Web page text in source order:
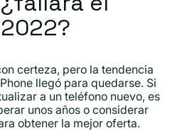
certeza, pero la tendencia
llegó para quedarse. Si
a un teléfono nuevo, es
unos años o considerar
obtener la mejor oferta.